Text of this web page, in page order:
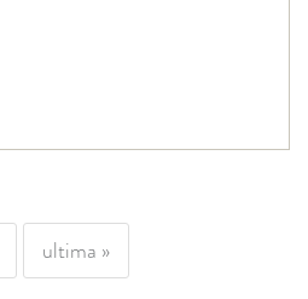
ultima »